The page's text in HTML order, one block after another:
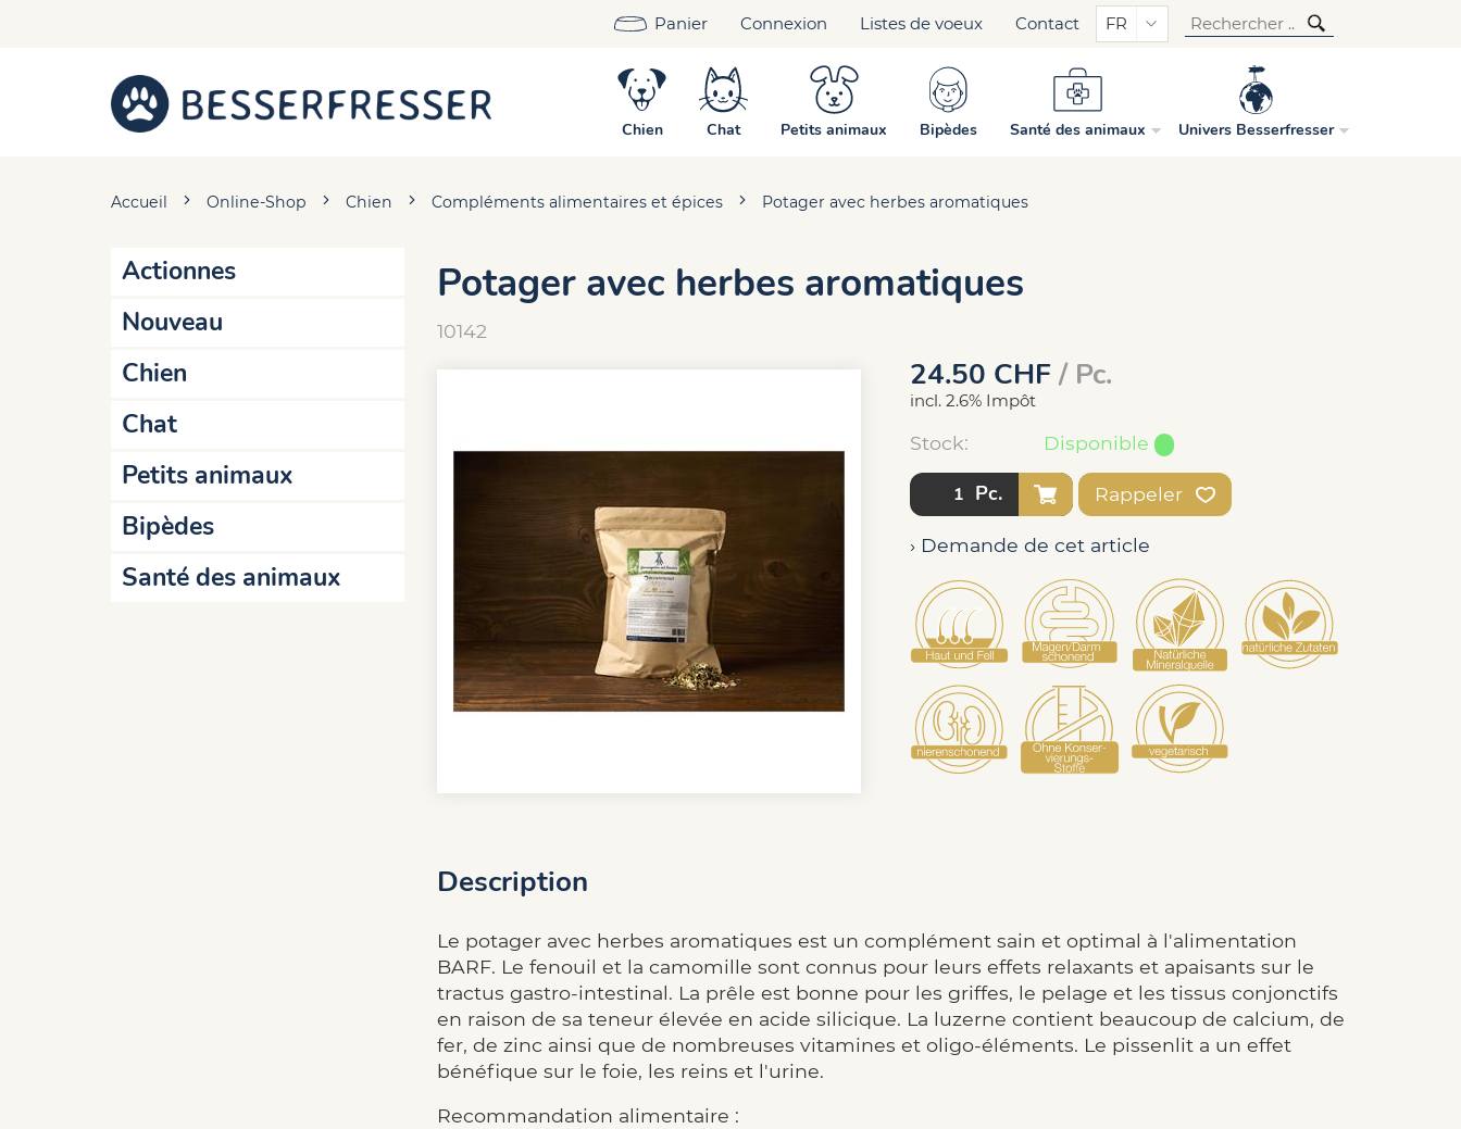
Panier Connexion Listes de voeux Contact FR
Chien Chat Petits animaux Bipèdes Santé des animaux Univers Besserfresser
Accueil Online-Shop Chien Compléments alimentaires et épices Potager avec herbes aromatiques
Actionnes
Nouveau
Chien
Chat
Petits animaux
Bipèdes
Santé des animaux
Potager avec herbes aromatiques
10142
24.50 CHF/ Pc.
incl. 2.6% Impôt
Stock: Disponible
Pc. Rappeler
› Demande de cet article
Description
Le potager avec herbes aromatiques est un complément sain et optimal à l'alimentation
BARF. Le fenouil et la camomille sont connus pour leurs effets relaxants et apaisants sur le
tractus gastro-intestinal. La prêle est bonne pour les griffes, le pelage et les tissus conjonctifs
en raison de sa teneur élevée en acide silicique. La luzerne contient beaucoup de calcium, de
fer, de zinc ainsi que de nombreuses vitamines et oligo-éléments. Le pissenlit a un effet
bénéfique sur le foie, les reins et l'urine.
Recommandation alimentaire :